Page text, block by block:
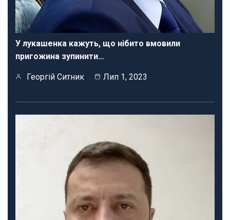
У лукашенка кажуть, що нібито вмовили
пригожина зупинити…
Георгій Ситник Лип 1, 2023